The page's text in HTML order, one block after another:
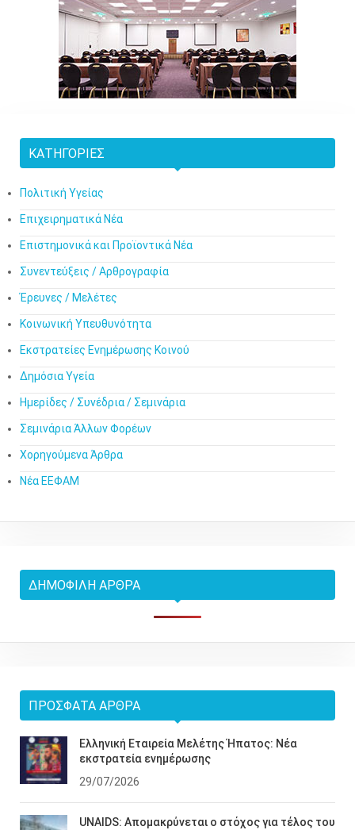
ΚΑΤΗΓΟΡΊΕΣ
Πολιτική Υγείας
Επιχειρηματικά Νέα
Επιστημονικά και Προϊοντικά Νέα
Συνεντεύξεις / Αρθρογραφία
Έρευνες / Μελέτες
Κοινωνική Υπευθυνότητα
Εκστρατείες Ενημέρωσης Κοινού
Δημόσια Υγεία
Ημερίδες / Συνέδρια / Σεμινάρια
Σεμινάρια Άλλων Φορέων
Χορηγούμενα Άρθρα
Νέα ΕΕΦΑΜ
ΔΗΜΟΦΙΛΉ ΆΡΘΡΑ
ΠΡΌΣΦΑΤΑ ΆΡΘΡΑ
Ελληνική Εταιρεία Μελέτης Ήπατος: Νέα
εκστρατεία ενημέρωσης
29/07/2026
UNAIDS: Απομακρύνεται ο στόχος για τέλος του